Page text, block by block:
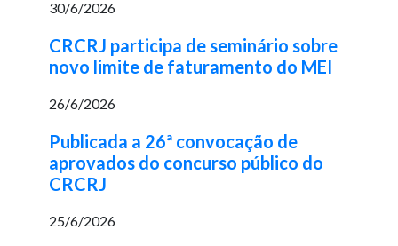
30/6/2026
CRCRJ participa de seminário sobre
novo limite de faturamento do MEI
26/6/2026
Publicada a 26ª convocação de
aprovados do concurso público do
CRCRJ
25/6/2026